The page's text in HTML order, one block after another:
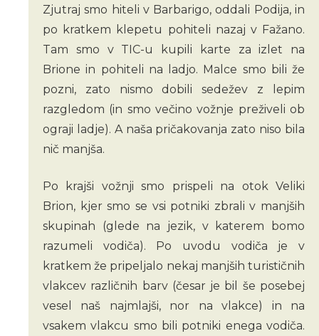
Zjutraj smo hiteli v Barbarigo, oddali Podija, in
po kratkem klepetu pohiteli nazaj v Fažano.
Tam smo v TIC-u kupili karte za izlet na
Brione in pohiteli na ladjo. Malce smo bili že
pozni, zato nismo dobili sedežev z lepim
razgledom (in smo večino vožnje preživeli ob
ograji ladje). A naša pričakovanja zato niso bila
nič manjša.
Po krajši vožnji smo prispeli na otok Veliki
Brion, kjer smo se vsi potniki zbrali v manjših
skupinah (glede na jezik, v katerem bomo
razumeli vodiča). Po uvodu vodiča je v
kratkem že pripeljalo nekaj manjših turističnih
vlakcev različnih barv (česar je bil še posebej
vesel naš najmlajši, nor na vlakce) in na
vsakem vlakcu smo bili potniki enega vodiča.